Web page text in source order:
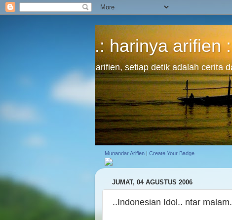
.: harinya arifien
arifien, setiap detik adalah cerita
Munandar Arifien | Create Your Badge
JUMAT, 04 AGUSTUS 2006
..Indonesian Idol.. ntar